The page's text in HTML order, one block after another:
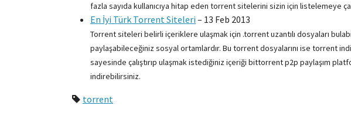
fazla sayıda kullanıcıya hitap eden torrent sitelerini sizin için listelemeye
En İyi Türk Torrent Siteleri – 13 Feb 2013
Torrent siteleri belirli içeriklere ulaşmak için .torrent uzantılı dosyaları
paylaşabileceğiniz sosyal ortamlardır. Bu torrent dosyalarını ise torrent
sayesinde çalıştırıp ulaşmak istediğiniz içeriği bittorrent p2p paylaşım
indirebilirsiniz.
torrent